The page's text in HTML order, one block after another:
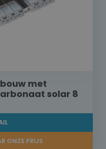
met
solar 8
ONZE PRIJS